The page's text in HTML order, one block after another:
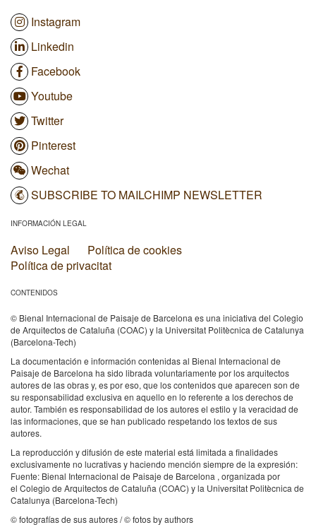
Instagram
Linkedin
Facebook
Youtube
Twitter
Pinterest
Wechat
SUBSCRIBE TO MAILCHIMP NEWSLETTER
INFORMACIÓN LEGAL
Aviso Legal
Política de cookies
Política de privacitat
CONTENIDOS
© Bienal Internacional de Paisaje de Barcelona es una iniciativa del Colegio
de Arquitectos de Cataluña (COAC) y la Universitat Politècnica de Catalunya
(Barcelona-Tech)
La documentación e información contenidas al Bienal Internacional de
Paisaje de Barcelona ha sido librada voluntariamente por los arquitectos
autores de las obras y, es por eso, que los contenidos que aparecen son de
su responsabilidad exclusiva en aquello en lo referente a los derechos de
autor. También es responsabilidad de los autores el estilo y la veracidad de
las informaciones, que se han publicado respetando los textos de sus
autores.
La reproducción y difusión de este material está limitada a finalidades
exclusivamente no lucrativas y haciendo mención siempre de la expresión:
Fuente: Bienal Internacional de Paisaje de Barcelona , organizada por
el Colegio de Arquitectos de Cataluña (COAC) y la Universitat Politècnica de
Catalunya (Barcelona-Tech)
© fotografías de sus autores / © fotos by authors